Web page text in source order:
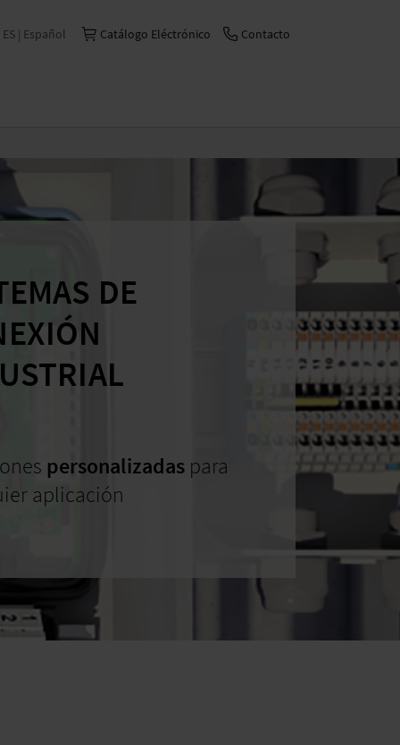
ES | Español
China | 中文
Deutschland | Deutsch
France | Français
Schweiz | Deutsch
Suisse | Français
Catálogo Eléctrónico Contacto
DE
personalizadas para
aplicación